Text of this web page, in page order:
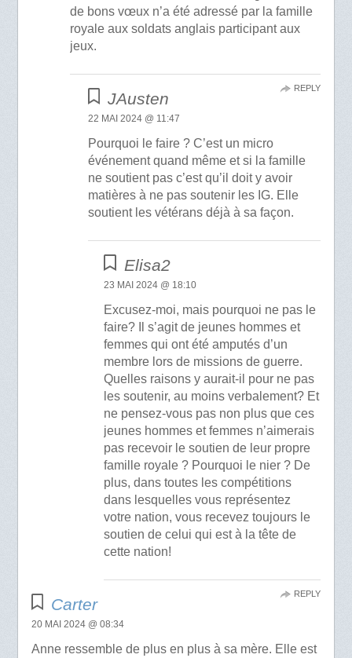
de bons vœux n’a été adressé par la famille
royale aux soldats anglais participant aux
jeux.
JAusten
22 MAI 2024 @ 11:47
Pourquoi le faire ? C’est un micro
événement quand même et si la famille
ne soutient pas c’est qu’il doit y avoir
matières à ne pas soutenir les IG. Elle
soutient les vétérans déjà à sa façon.
REPLY
Elisa2
23 MAI 2024 @ 18:10
Excusez-moi, mais pourquoi ne pas le
faire? Il s’agit de jeunes hommes et
femmes qui ont été amputés d’un
membre lors de missions de guerre.
Quelles raisons y aurait-il pour ne pas
les soutenir, au moins verbalement? Et
ne pensez-vous pas non plus que ces
jeunes hommes et femmes n’aimerais
pas recevoir le soutien de leur propre
famille royale ? Pourquoi le nier ? De
plus, dans toutes les compétitions
dans lesquelles vous représentez
votre nation, vous recevez toujours le
soutien de celui qui est à la tête de
cette nation!
Carter
20 MAI 2024 @ 08:34
Anne ressemble de plus en plus à sa mère. Elle est
REPLY